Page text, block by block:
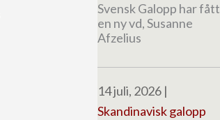
Svensk Galopp har fått
en ny vd, Susanne
Afzelius
14 juli, 2026 |
Skandinavisk galopp